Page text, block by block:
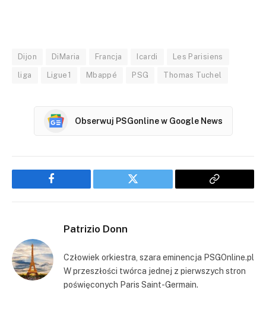
Dijon DiMaria Francja Icardi Les Parisiens
liga Ligue1 Mbappé PSG Thomas Tuchel
Obserwuj PSGonline w Google News
Facebook Twitter
Copy
Patrizio Donn
Człowiek orkiestra, szara eminencja PSGOnline.pl
W przeszłości twórca jednej z pierwszych stron
poświęconych Paris Saint-Germain.